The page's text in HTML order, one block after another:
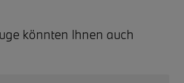
könnten Ihnen auch